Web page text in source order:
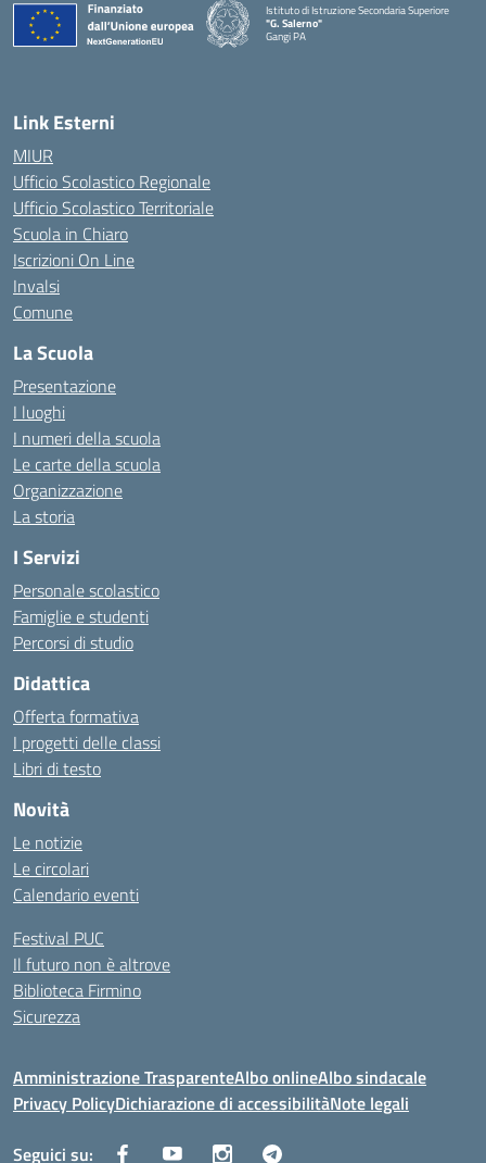
Istituto di Istruzione Secondaria Superiore
"G. Salerno"
Gangi PA
— Visita la pagina iniziale della scuola
Link Esterni
MIUR
Ufficio Scolastico Regionale
Ufficio Scolastico Territoriale
Scuola in Chiaro
Iscrizioni On Line
Invalsi
Comune
La Scuola
Presentazione
I luoghi
I numeri della scuola
Le carte della scuola
Organizzazione
La storia
I Servizi
Personale scolastico
Famiglie e studenti
Percorsi di studio
Didattica
Offerta formativa
I progetti delle classi
Libri di testo
Novità
Le notizie
Le circolari
Calendario eventi
Festival PUC
Il futuro non è altrove
Biblioteca Firmino
Sicurezza
Amministrazione TrasparenteAlbo onlineAlbo sindacale
Privacy PolicyDichiarazione di accessibilitàNote legali
Seguici su: